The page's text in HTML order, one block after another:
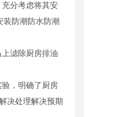
分考虑将其安
装防潮防水防潮
滤除厨房排油
，明确了厨房
决处理解决预期